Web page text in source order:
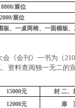
展位
展位
板、一桌两椅、一面楣板、
会《会刊》一书为（210
资料查阅独一无二的
15000元 封 二、
12000元 扉